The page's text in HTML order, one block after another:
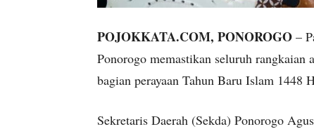
POJOKKATA.COM, PONOROGO –
Ponorogo memastikan seluruh rangkaian
bagian perayaan Tahun Baru Islam 1448
Sekretaris Daerah (Sekda) Ponorogo